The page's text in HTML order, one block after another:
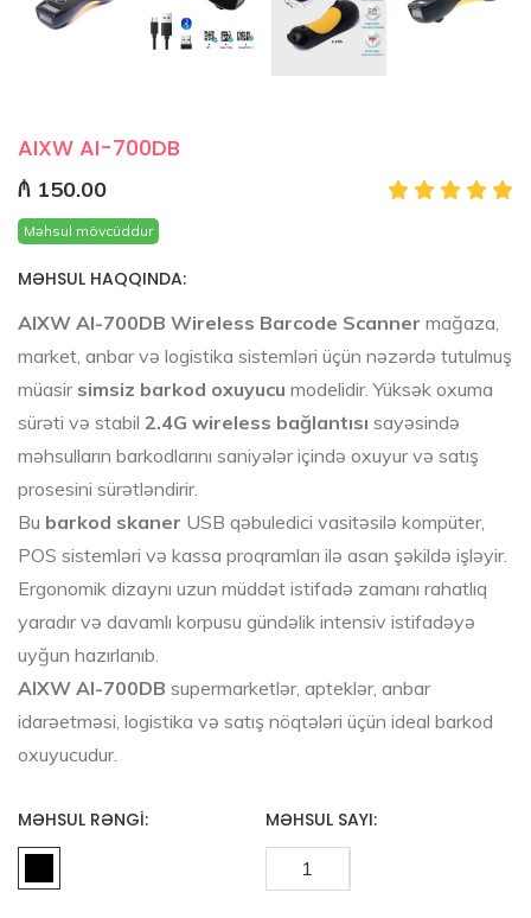
AIXW AI-700DB
₼ 150.00
Məhsul mövcüddur
MƏHSUL HAQQINDA:
AIXW AI-700DB Wireless Barcode Scanner mağaza,
market, anbar və logistika sistemləri üçün nəzərdə tutulmuş
müasir simsiz barkod oxuyucu modelidir. Yüksək oxuma
sürəti və stabil 2.4G wireless bağlantısı sayəsində
məhsulların barkodlarını saniyələr içində oxuyur və satış
prosesini sürətləndirir.
Bu barkod skaner USB qəbuledici vasitəsilə kompüter,
POS sistemləri və kassa proqramları ilə asan şəkildə işləyir.
Ergonomik dizaynı uzun müddət istifadə zamanı rahatlıq
yaradır və davamlı korpusu gündəlik intensiv istifadəyə
uyğun hazırlanıb.
AIXW AI-700DB supermarketlər, apteklər, anbar
idarəetməsi, logistika və satış nöqtələri üçün ideal barkod
oxuyucudur.
MƏHSUL RƏNGI: MƏHSUL SAYI: